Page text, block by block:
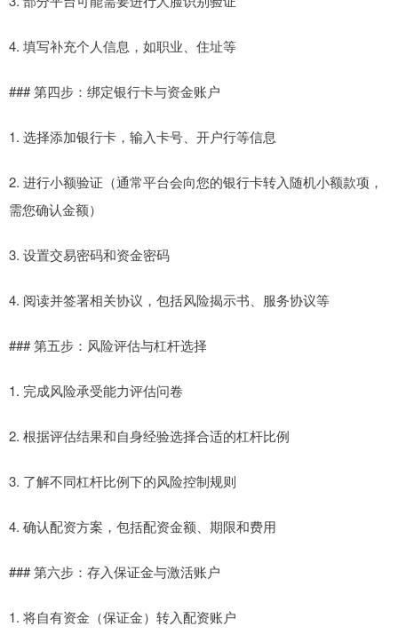
4. 填写补充个人信息，如职业、住址等
### 第四步：绑定银行卡与资金账户
1. 选择添加银行卡，输入卡号、开户行等信息
2. 进行小额验证（通常平台会向您的银行卡转入随机小额款项，
需您确认金额）
3. 设置交易密码和资金密码
4. 阅读并签署相关协议，包括风险揭示书、服务协议等
### 第五步：风险评估与杠杆选择
1. 完成风险承受能力评估问卷
2. 根据评估结果和自身经验选择合适的杠杆比例
3. 了解不同杠杆比例下的风险控制规则
4. 确认配资方案，包括配资金额、期限和费用
### 第六步：存入保证金与激活账户
1. 将自有资金（保证金）转入配资账户